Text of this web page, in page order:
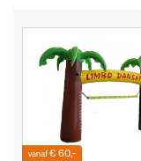
vanaf€ 60,-